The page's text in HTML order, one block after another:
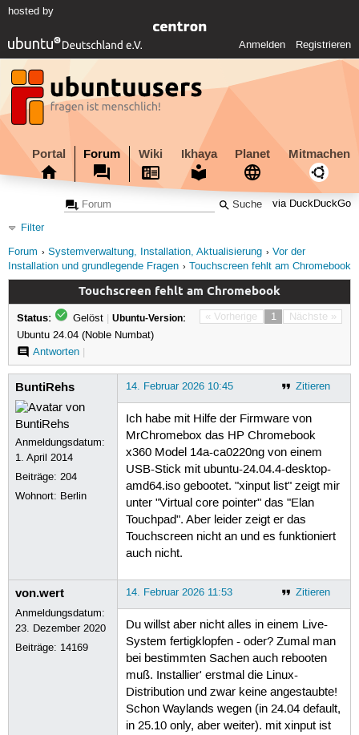
hosted by
Anmelden Registrieren
Portal Forum Wiki Ikhaya Planet Mitmachen
via DuckDuckGo
Filter
Forum
Systemverwaltung, Installation, Aktualisierung
Vor der
Installation und grundlegende Fragen
Touchscreen fehlt am Chromebook
Touchscreen fehlt am Chromebook
« Vorherige 1 Nächste »
Status: Gelöst | Ubuntu-Version:
Ubuntu 24.04 (Noble Numbat)
Antworten|
BuntiRehs
Anmeldungsdatum:
1. April 2014
Beiträge:204
Wohnort: Berlin
Zitieren
14. Februar 2026 10:45
Ich habe mit Hilfe der Firmware von
MrChromebox das HP Chromebook
x360 Model 14a-ca0220ng von einem
USB-Stick mit ubuntu-24.04.4-desktop-
amd64.iso gebootet. "xinput list" zeigt mir
unter "Virtual core pointer" das "Elan
Touchpad". Aber leider zeigt er das
Touchscreen nicht an und es funktioniert
auch nicht.
von.wert
Anmeldungsdatum:
23. Dezember 2020
Beiträge: 14169
Zitieren
14. Februar 2026 11:53
Du willst aber nicht alles in einem Live-
System fertigklopfen - oder? Zumal man
bei bestimmten Sachen auch rebooten
muß. Installier' erstmal die Linux-
Distribution und zwar keine angestaubte!
Schon Waylands wegen (in 24.04 default,
in 25.10 only, aber weiter). mit xinput ist